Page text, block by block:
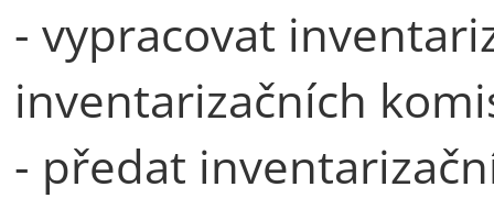
- vypracovat
inventarizačních
- předat